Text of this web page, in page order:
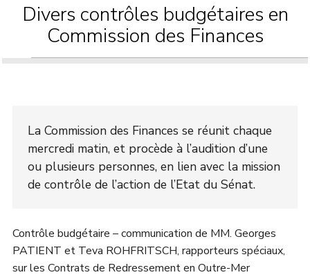
Divers contrôles budgétaires en
Commission des Finances
La Commission des Finances se réunit chaque
mercredi matin, et procède à l’audition d’une
ou plusieurs personnes, en lien avec la mission
de contrôle de l’action de l’Etat du Sénat.
Contrôle budgétaire – communication de MM. Georges
PATIENT et Teva ROHFRITSCH, rapporteurs spéciaux,
sur les Contrats de Redressement en Outre-Mer